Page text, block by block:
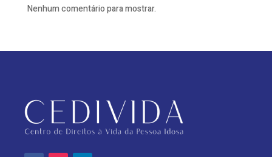
Nenhum comentário para mostrar.